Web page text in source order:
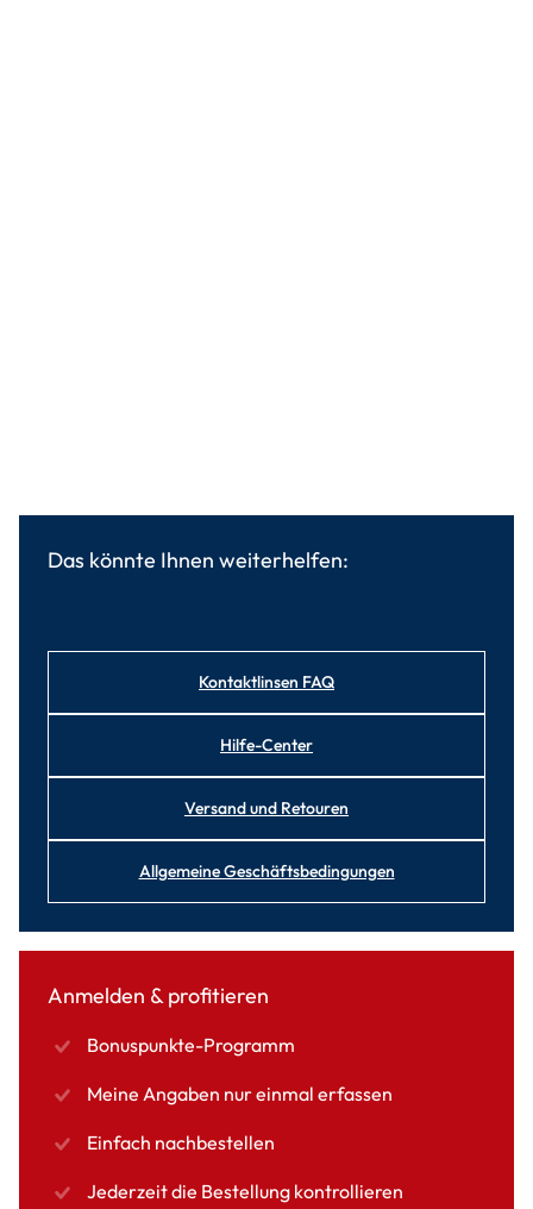
Das könnte Ihnen weiterhelfen:
Kontaktlinsen FAQ
Hilfe-Center
Versand und Retouren
Allgemeine Geschäftsbedingungen
Anmelden & profitieren
Bonuspunkte-Programm
Meine Angaben nur einmal erfassen
Einfach nachbestellen
Jederzeit die Bestellung kontrollieren